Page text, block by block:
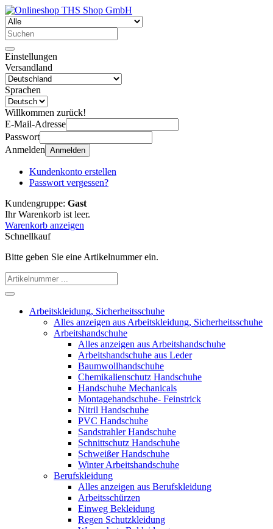
Einstellungen
Versandland
Sprachen
Willkommen zurück!
E-Mail-Adresse
Passwort
Anmelden Anmelden
Kundenkonto erstellen
Passwort vergessen?
Kundengruppe: Gast
Ihr Warenkorb ist leer.
Warenkorb anzeigen
Schnellkauf
Bitte geben Sie eine Artikelnummer ein.
Arbeitskleidung, Sicherheitsschuhe
Alles anzeigen aus Arbeitskleidung, Sicherheitsschuhe
Arbeitshandschuhe
Alles anzeigen aus Arbeitshandschuhe
Arbeitshandschuhe aus Leder
Baumwollhandschuhe
Chemikalienschutz Handschuhe
Handschuhe Mechanicals
Montagehandschuhe- Feinstrick
Nitril Handschuhe
PVC Handschuhe
Sandstrahler Handschuhe
Schnittschutz Handschuhe
Schweißer Handschuhe
Winter Arbeitshandschuhe
Berufskleidung
Alles anzeigen aus Berufskleidung
Arbeitsschürzen
Einweg Bekleidung
Regen Schutzkleidung